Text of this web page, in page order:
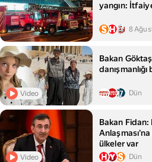
yangın:
8
Video
Bakan
danışmanlığı
Dün
Video
Bakan Fidan:
ülkeler var
Dün